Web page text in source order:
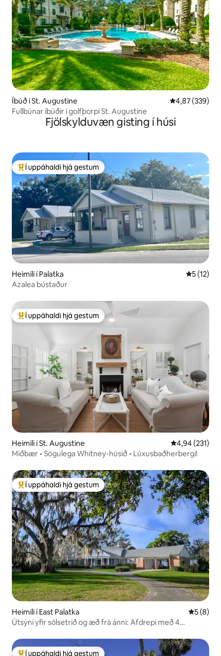
Íbúð í St. Augustine 4,87 af 5 í
4,87 (339)
Fullbúnar íbúðir í golfþorpi St. Augustine
Fjölskylduvæn gisting í húsi
Í mestu uppáhaldi hjá gestum
Í uppáhaldi hjá gestum
Heimili í Palatka 5 af 5 í
5 (12)
Azalea bústaður
Í mestu uppáhaldi hjá gestum
Í uppáhaldi hjá gestum
Heimili í St. Augustine 4,94 af 5 í
4,94 (231)
Miðbær • Sögulega Whitney-húsið • Lúxusbaðherbergi!
Í mestu uppáhaldi hjá gestum
Í uppáhaldi hjá gestum
Heimili í East Palatka 5 af 5 í
5 (8)
Útsýni yfir sólsetrið og æð frá ánni: Afdrepi með 4
Í uppáhaldi hjá gestum